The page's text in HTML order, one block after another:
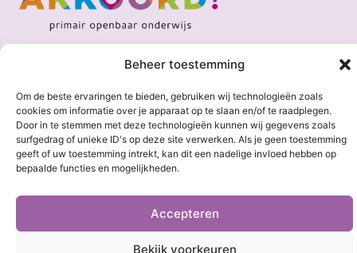
Beheer toestemming
Om de beste ervaringen te bieden, gebruiken wij technologieën zoals
cookies om informatie over je apparaat op te slaan en/of te raadplegen.
Door in te stemmen met deze technologieën kunnen wij gegevens zoals
surfgedrag of unieke ID's op deze site verwerken. Als je geen toestemming
geeft of uw toestemming intrekt, kan dit een nadelige invloed hebben op
bepaalde functies en mogelijkheden.
Accepteren
Bekijk voorkeuren
Privacy-verklaring|Cookie-beleid| Disclaimer
Website doorCrispy